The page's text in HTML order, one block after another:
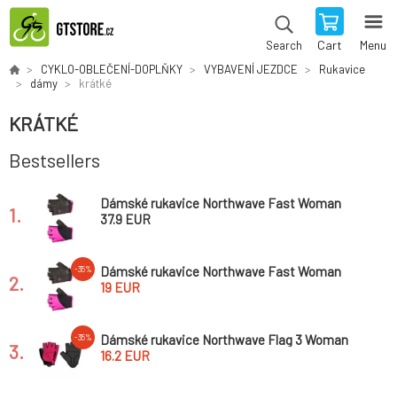
Search Cart Menu
CYKLO-OBLEČENÍ-DOPLŇKY VYBAVENÍ JEZDCE
Rukavice
dámy
krátké
KRÁTKÉ
Bestsellers
1.
Dámské rukavice Northwave Fast Woman
hort Finger Glove
37.9 EUR
2.
-35%
Dámské rukavice Northwave Fast Woman
Short Finger Glove Fuchsia/Black*
19 EUR
3.
-35%
Dámské rukavice Northwave Flag 3 Woman
Short Gloves Paradise Pink
16.2 EUR